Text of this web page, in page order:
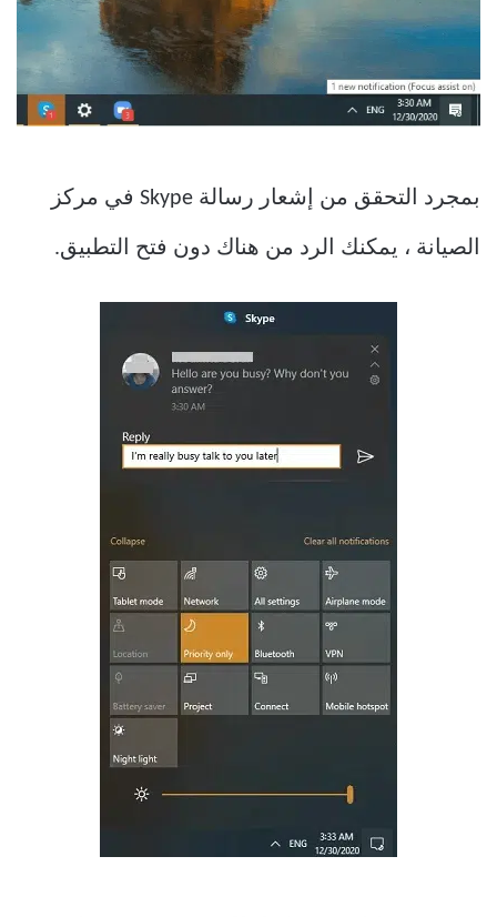
بمجرد التحقق من إشعار رسالة Skype في مركز
الصيانة ، يمكنك الرد من هناك دون فتح التطبيق.